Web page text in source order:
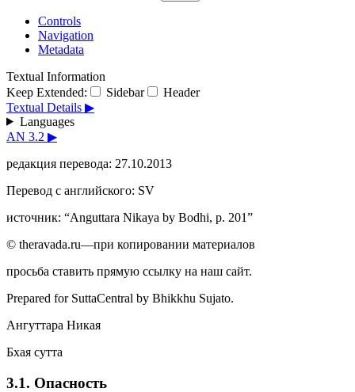
Controls
Navigation
Metadata
Textual Information
Keep Extended:
Sidebar
Header
Textual Details ▶
Languages
AN 3.2 ▶
редакция перевода: 27.10.2013
Перевод с английского: SV
источник: “Anguttara Nikaya by Bodhi, p. 201”
© theravada.ru—при копировании материалов
просьба ставить прямую ссылку на наш сайт.
Prepared for SuttaCentral by Bhikkhu Sujato.
Ангуттара Никая
Бхая сутта
3.1. Опасность